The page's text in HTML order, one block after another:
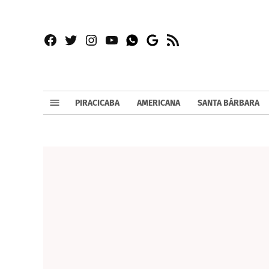
Facebook
TwitterInstagram
YouTubeWhatsapp
Google
RSS
PIRACICABA AMERICANA SANTA BÁRBARA